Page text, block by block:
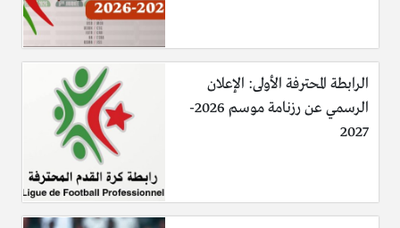
الرابطة المحترفة الأولى: الإعلان
الرسمي عن رزنامة موسم 2026-
2027